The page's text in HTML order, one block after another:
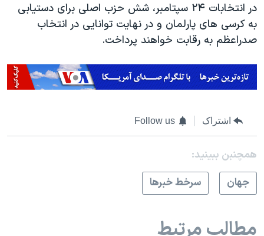
در انتخابات ۲۴ سپتامبر، شش حزب اصلی برای دستیابی
به کرسی های پارلمان و در نهایت توانایی در انتخاب
صدراعظم به رقابت خواهند پرداخت.
اشتراک Follow us
همچنبن ببینید:
جهان
سرخط خبرها
مطالب مرتبط